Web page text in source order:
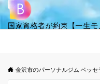
国家資格者が約束【一生
金沢市のパーソナルジム ベッセラ・バラン